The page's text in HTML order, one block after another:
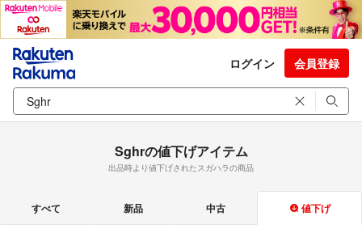
ログイン 会員登録
Sghrの値下げアイテム
出品時より値下げされたスガハラの商品
すべて 新品 中古 値下げ